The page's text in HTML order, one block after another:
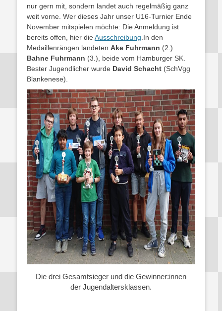
nur gern mit, sondern landet auch regelmäßig ganz
weit vorne. Wer dieses Jahr unser U16-Turnier Ende
November mitspielen möchte: Die Anmeldung ist
bereits offen, hier die Ausschreibung .In den
Medaillenrängen landeten Ake Fuhrmann (2.)
Bahne Fuhrmann (3.), beide vom Hamburger SK.
Bester Jugendlicher wurde David Schacht (SchVgg
Blankenese).
Die drei Gesamtsieger und die Gewinner:innen
der Jugendaltersklassen.